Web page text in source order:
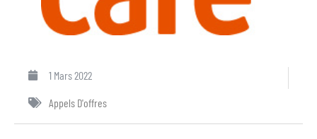
1 Mars 2022
Appels D'offres